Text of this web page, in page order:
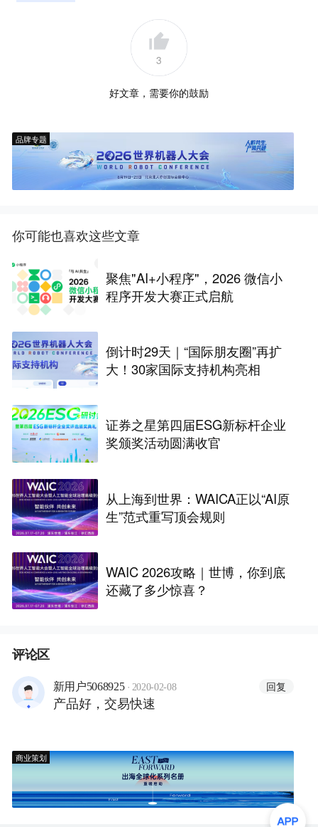
3
好文章，需要你的鼓励
品牌专题
你可能也喜欢这些文章
聚焦"AI+小程序"，2026 微信小
程序开发大赛正式启航
倒计时29天｜“国际朋友圈”再扩
大！30家国际支持机构亮相
证券之星第四届ESG新标杆企业
奖颁奖活动圆满收官
从上海到世界：WAICA正以“AI原
生”范式重写顶会规则
WAIC 2026攻略｜世博，你到底
还藏了多少惊喜？
评论区
新用户5068925 · 2020-02-08 回复
产品好，交易快速
商业策划